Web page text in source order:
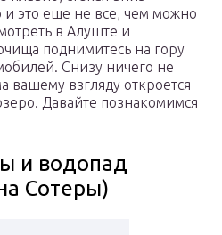
это еще не все, чем можно
в Алуште и
поднимитесь на гору
Снизу ничего не
вашему взгляду откроется
Давайте познакомимся
и водопад
Сотеры)